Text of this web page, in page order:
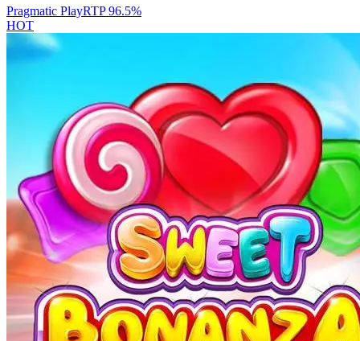
Pragmatic PlayRTP96.5%
HOT